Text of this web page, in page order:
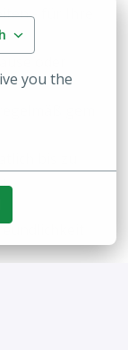
you the
- für Ihre